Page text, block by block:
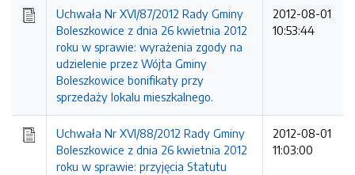
Uchwała Nr XVI/87/2012 Rady Gminy
Boleszkowice z dnia 26 kwietnia 2012
roku w sprawie: wyrażenia zgody na
udzielenie przez Wójta Gminy
Boleszkowice bonifikaty przy
sprzedaży lokalu mieszkalnego.
2012-08-01
10:53:44
Uchwała Nr XVI/88/2012 Rady Gminy
Boleszkowice z dnia 26 kwietnia 2012
roku w sprawie: przyjęcia Statutu
2012-08-01
11:03:00